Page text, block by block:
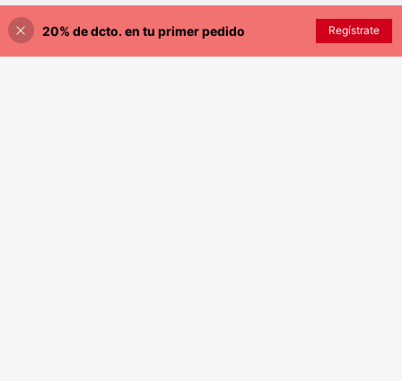
AÑADIR A LA BOLSA
20% de dcto. en tu primer pedido Regístrate